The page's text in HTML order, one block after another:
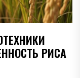
РИСА